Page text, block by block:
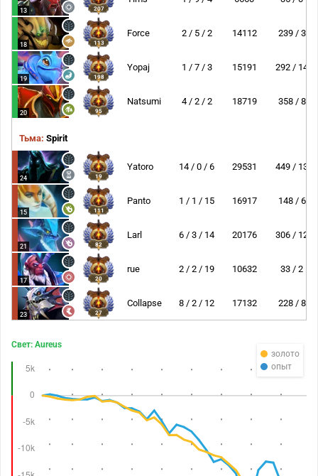
13 207
18 113
Force 2 / 5 / 2 14112 239 / 3
19 198
Yopaj 1 / 7 / 3 15191 292 / 14
20 95
Natsumi 4 / 2 / 2 18719 358 / 8
Тьма: Spirit
24 19
Yatoro 14 / 0 / 6 29531 449 / 13
15 111
Panto 1 / 1 / 15 16917 148 / 6
21 82
Larl 6 / 3 / 14 20176 306 / 12
17 20
rue 2 / 2 / 19 10632 33 / 2
23 27
Collapse 8 / 2 / 12 17132 228 / 8
золото
опыт
Свет: Aureus